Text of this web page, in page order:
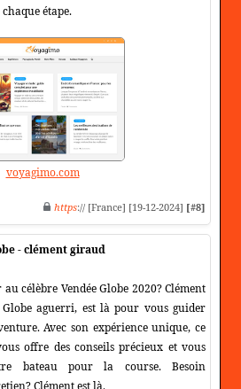
étape.
voyagimo.com
https:// [France] [19-12-2024] [#8]
- clément giraud
célèbre Vendée Globe 2020? Clément
Globe aguerri, est là pour vous guider
Avec son expérience unique, ce
offre des conseils précieux et vous
bateau pour la course. Besoin
Clément est là.